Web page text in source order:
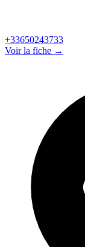
+33650243733
Voir la fiche →